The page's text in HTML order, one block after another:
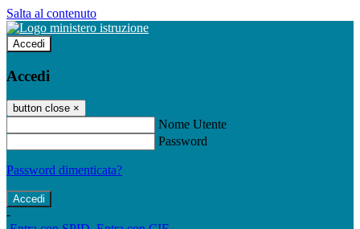
Salta al contenuto
Accedi
Accedi
button close ×
Nome Utente
Password
Password dimenticata?
-